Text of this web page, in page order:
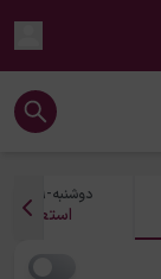
دوشنبه-19-مرداد
استعلام